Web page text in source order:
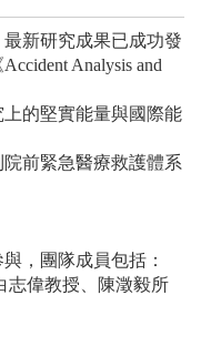
新研究成果已成功發
Accident Analysis and
的堅實能量與國際能
前緊急醫療救護體系
，團隊成員包括：
志偉教授、陳澂毅所